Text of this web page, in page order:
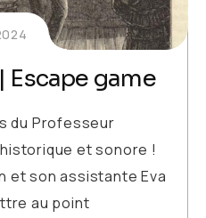
Escape game
du Professeur
et sonore !
et son assistante Eva
au point